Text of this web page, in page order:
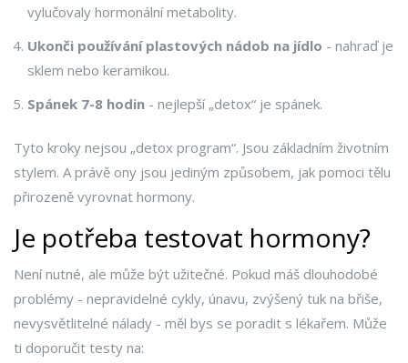
vylučovaly hormonální metabolity.
Ukonči používání plastových nádob na jídlo - nahraď je
sklem nebo keramikou.
Spánek 7-8 hodin - nejlepší „detox“ je spánek.
Tyto kroky nejsou „detox program“. Jsou základním životním
stylem. A právě ony jsou jediným způsobem, jak pomoci tělu
přirozeně vyrovnat hormony.
Je potřeba testovat hormony?
Není nutné, ale může být užitečné. Pokud máš dlouhodobé
problémy - nepravidelné cykly, únavu, zvýšený tuk na břiše,
nevysvětlitelné nálady - měl bys se poradit s lékařem. Může
ti doporučit testy na: